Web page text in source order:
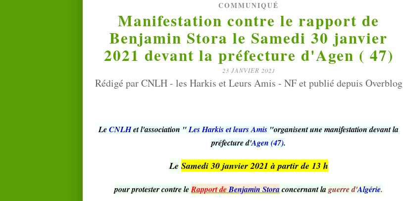
COMMUNIQUÉ
Manifestation contre le rapport de
Benjamin Stora le Samedi 30 janvier
2021 devant la préfecture d'Agen ( 47)
23 JANVIER 2021
Rédigé par CNLH - les Harkis et Leurs Amis - NF et publié depuis Overblog
LeCNLHet l'association "Les Harkis et leurs Amis "organisent une manifestation devant la
préfecture d'Agen (47).
Le Samedi 30 janvier 2021 à partir de 13 h
pour protester contre leRapport deBenjamin Storaconcernant laguerre d'Algérie.